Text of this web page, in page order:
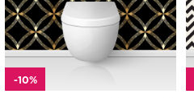
-10%